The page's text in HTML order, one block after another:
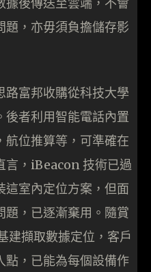
據後傳送至雲端，不會
題，亦毋須負擔儲存影
路富邦收購從科技大學
後者利用智能電話內置
位推算等，可準確在
言，iBeacon 技術已過
這室內定位方案，但面
題，已逐漸棄用。隨賞
建擷取數據定位，客戶
點，已能為每個設備作